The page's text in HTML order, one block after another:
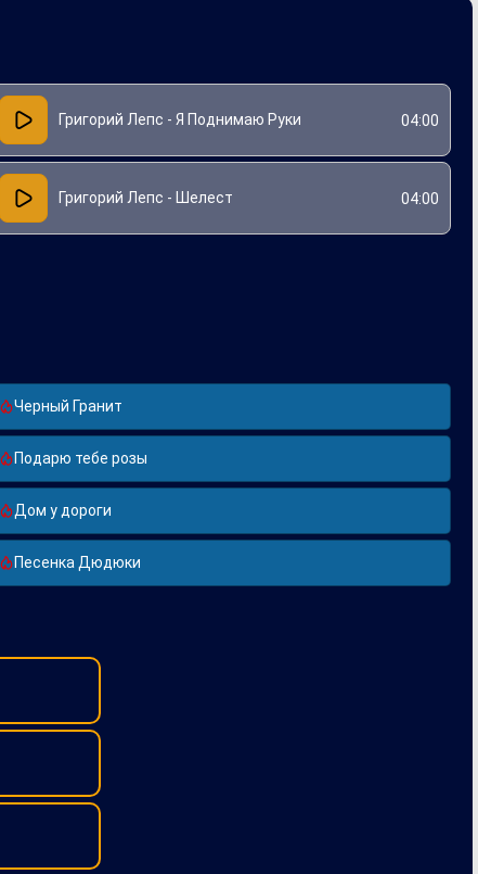
Григорий Лепс - Я Поднимаю Руки 04:00
Григорий Лепс - Шелест 04:00
Черный Гранит
Подарю тебе розы
Дом у дороги
Песенка Дюдюки